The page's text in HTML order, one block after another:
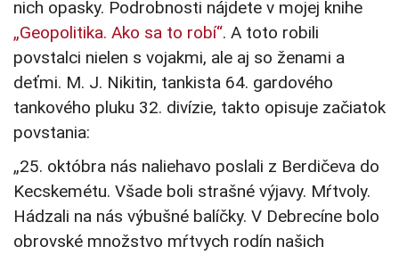
nich opasky. Podrobnosti nájdete v mojej knihe
„Geopolitika. Ako sa to robí“. A toto robili
povstalci nielen s vojakmi, ale aj so ženami a
deťmi. M. J. Nikitin, tankista 64. gardového
tankového pluku 32. divízie, takto opisuje začiatok
povstania:
„25. októbra nás naliehavo poslali z Berdičeva do
Kecskemétu. Všade boli strašné výjavy. Mŕtvoly.
Hádzali na nás výbušné balíčky. V Debrecíne bolo
obrovské množstvo mŕtvych rodín našich